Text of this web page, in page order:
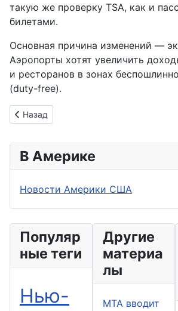
такую же проверку TSA, как и
билетами.
Основная причина изменений —
Аэропорты хотят увеличить
и ресторанов в зонах
(duty-free).
Предыдущий: MTA вводит
Назад
В Америке
Новости Америки США
Популяр
ные теги
Нью-
Другие
материа
лы
MTA вводит